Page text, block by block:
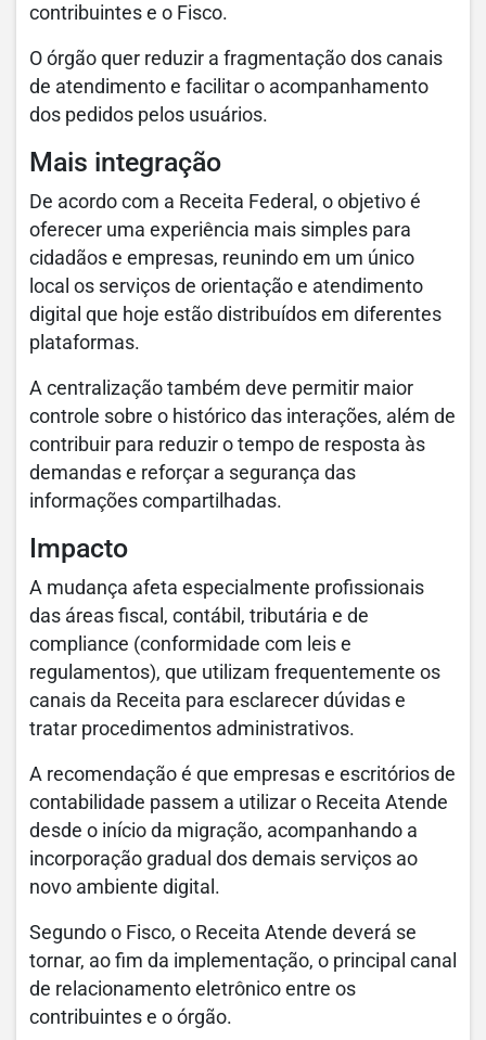
contribuintes e o Fisco.
O órgão quer reduzir a fragmentação dos canais
de atendimento e facilitar o acompanhamento
dos pedidos pelos usuários.
Mais integração
De acordo com a Receita Federal, o objetivo é
oferecer uma experiência mais simples para
cidadãos e empresas, reunindo em um único
local os serviços de orientação e atendimento
digital que hoje estão distribuídos em diferentes
plataformas.
A centralização também deve permitir maior
controle sobre o histórico das interações, além de
contribuir para reduzir o tempo de resposta às
demandas e reforçar a segurança das
informações compartilhadas.
Impacto
A mudança afeta especialmente profissionais
das áreas fiscal, contábil, tributária e de
compliance (conformidade com leis e
regulamentos), que utilizam frequentemente os
canais da Receita para esclarecer dúvidas e
tratar procedimentos administrativos.
A recomendação é que empresas e escritórios de
contabilidade passem a utilizar o Receita Atende
desde o início da migração, acompanhando a
incorporação gradual dos demais serviços ao
novo ambiente digital.
Segundo o Fisco, o Receita Atende deverá se
tornar, ao fim da implementação, o principal canal
de relacionamento eletrônico entre os
contribuintes e o órgão.